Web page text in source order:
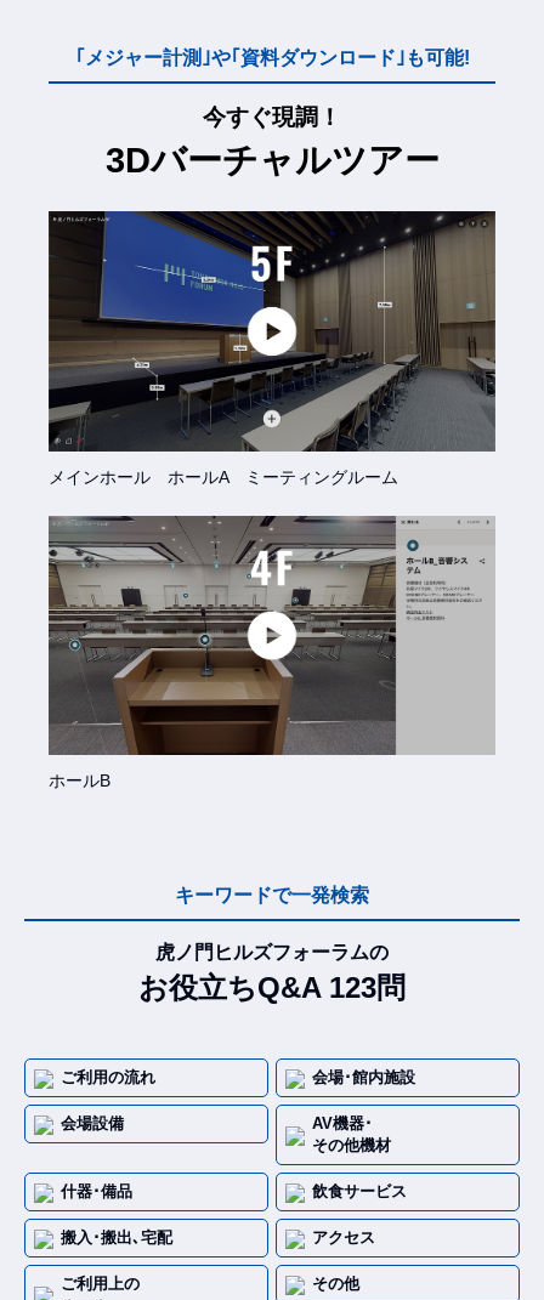
｢メジャー計測｣や｢資料ダウンロード｣も可能!
今すぐ現調！
3Dバーチャルツアー
メインホール ホールA ミーティングルーム
ホールB
キーワードで一発検索
虎ノ門ヒルズフォーラムの
お役立ちQ&A 123問
ご利用の流れ 会場･館内施設
会場設備
AV機器･
その他機材
什器･備品 飲食サービス
搬入･搬出､宅配 アクセス
ご利用上の
その他